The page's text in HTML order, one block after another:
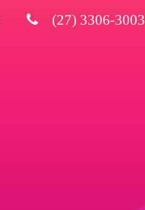
(27) 3306-3003